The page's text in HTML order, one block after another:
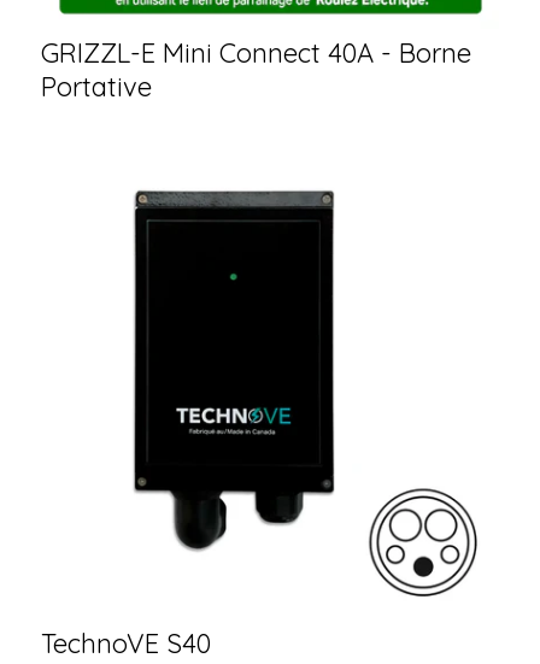
GRIZZL-E Mini Connect 40A - Borne
Portative
TechnoVE S40